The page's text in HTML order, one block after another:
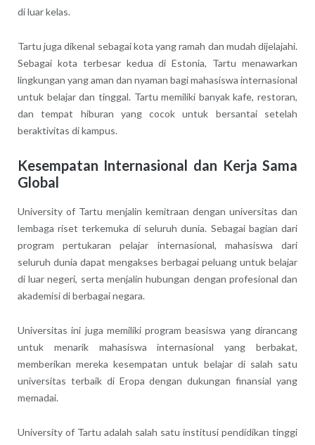
di luar kelas.
Tartu juga dikenal sebagai kota yang ramah dan mudah dijelajahi.
Sebagai kota terbesar kedua di Estonia, Tartu menawarkan
lingkungan yang aman dan nyaman bagi mahasiswa internasional
untuk belajar dan tinggal. Tartu memiliki banyak kafe, restoran,
dan tempat hiburan yang cocok untuk bersantai setelah
beraktivitas di kampus.
Kesempatan Internasional dan Kerja Sama
Global
University of Tartu menjalin kemitraan dengan universitas dan
lembaga riset terkemuka di seluruh dunia. Sebagai bagian dari
program pertukaran pelajar internasional, mahasiswa dari
seluruh dunia dapat mengakses berbagai peluang untuk belajar
di luar negeri, serta menjalin hubungan dengan profesional dan
akademisi di berbagai negara.
Universitas ini juga memiliki program beasiswa yang dirancang
untuk menarik mahasiswa internasional yang berbakat,
memberikan mereka kesempatan untuk belajar di salah satu
universitas terbaik di Eropa dengan dukungan finansial yang
memadai.
University of Tartu adalah salah satu institusi pendidikan tinggi